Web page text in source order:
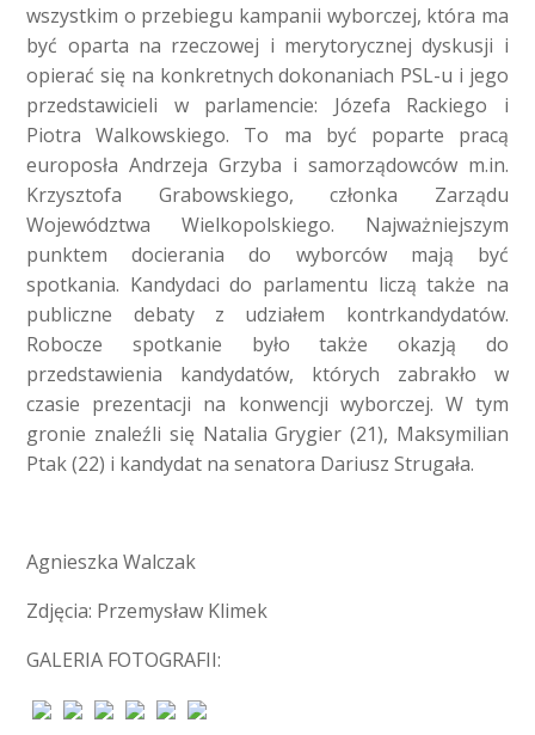
wszystkim o przebiegu kampanii wyborczej, która ma
być oparta na rzeczowej i merytorycznej dyskusji i
opierać się na konkretnych dokonaniach PSL-u i jego
przedstawicieli w parlamencie: Józefa Rackiego i
Piotra Walkowskiego. To ma być poparte pracą
europosła Andrzeja Grzyba i samorządowców m.in.
Krzysztofa Grabowskiego, członka Zarządu
Województwa Wielkopolskiego. Najważniejszym
punktem docierania do wyborców mają być
spotkania. Kandydaci do parlamentu liczą także na
publiczne debaty z udziałem kontrkandydatów.
Robocze spotkanie było także okazją do
przedstawienia kandydatów, których zabrakło w
czasie prezentacji na konwencji wyborczej. W tym
gronie znaleźli się Natalia Grygier (21), Maksymilian
Ptak (22) i kandydat na senatora Dariusz Strugała.
Agnieszka Walczak
Zdjęcia: Przemysław Klimek
GALERIA FOTOGRAFII: